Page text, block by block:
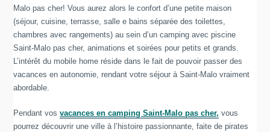
Malo pas cher! Vous aurez alors le confort d’une petite maison
(séjour, cuisine, terrasse, salle e bains séparée des toilettes,
chambres avec rangements) au sein d’un camping avec piscine
Saint-Malo pas cher, animations et soirées pour petits et grands.
L’intérêt du mobile home réside dans le fait de pouvoir passer des
vacances en autonomie, rendant votre séjour à Saint-Malo vraiment
abordable.
Pendant vosvacances en camping Saint-Malo pas cher, vous
pourrez découvrir une ville à l’histoire passionnante, faite de pirates